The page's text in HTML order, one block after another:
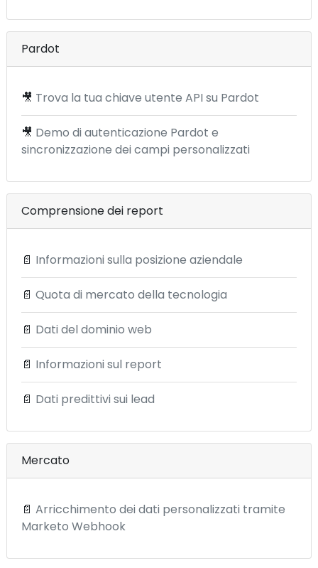
Pardot
🎥 Trova la tua chiave utente API su Pardot
🎥 Demo di autenticazione Pardot e
sincronizzazione dei campi personalizzati
Comprensione dei report
📄 Informazioni sulla posizione aziendale
📄 Quota di mercato della tecnologia
📄 Dati del dominio web
📄 Informazioni sul report
📄 Dati predittivi sui lead
Mercato
📄 Arricchimento dei dati personalizzati tramite
Marketo Webhook